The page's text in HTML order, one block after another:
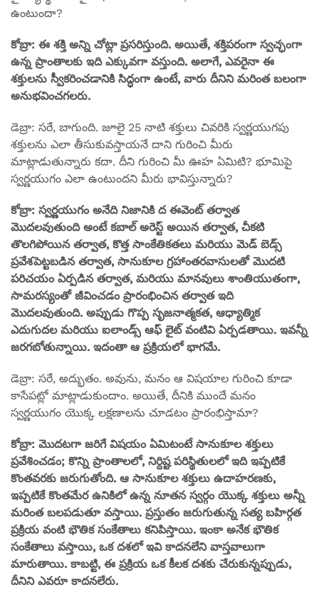
ఉంటుందా?
కోబ్రా: ఈ శక్తి అన్ని చోట్లా ప్రసరిస్తుంది. అయితే, శక్తిపరంగా స్వచ్ఛంగా
ఉన్న ప్రాంతాలకు ఇది ఎక్కువగా వస్తుంది. అలాగే, ఎవరైనా ఈ
శక్తులను స్వీకరించడానికి సిద్ధంగా ఉంటే, వారు దీనిని మరింత బలంగా
అనుభవించగలరు.
డెబ్రా: సరే, బాగుంది. జూలై 25 నాటి శక్తులు చివరికి స్వర్ణయుగపు
శక్తులను ఎలా తీసుకువస్తాయనే దాని గురించి మీరు
మాట్లాడుతున్నారు కదా. దీని గురించి మీ ఊహ ఏమిటి? భూమిపై
స్వర్ణయుగం ఎలా ఉంటుందని మీరు భావిస్తున్నారు?
కోబ్రా: స్వర్ణయుగం అనేది నిజానికి ద ఈవెంట్ తర్వాత
మొదలవుతుంది అంటే కబాల్ అరెస్ట్ అయిన తర్వాత, చీకటి
తొలగిపోయిన తర్వాత, కొత్త సాంకేతికతలు మరియు మెడ్ బెడ్స్
ప్రవేశపెట్టబడిన తర్వాత, సానుకూల గ్రహాంతరవాసులతో మొదటి
పరిచయం ఏర్పడిన తర్వాత, మరియు మానవులు శాంతియుతంగా,
సామరస్యంతో జీవించడం ప్రారంభించిన తర్వాత ఇది
మొదలవుతుంది. అప్పుడు గొప్ప సృజనాత్మకత, ఆధ్యాత్మిక
ఎదుగుదల మరియు ఐలాండ్స్ ఆఫ్ లైట్ వంటివి ఏర్పడతాయి. ఇవన్నీ
జరగబోతున్నాయి. ఇదంతా ఆ ప్రక్రియలో భాగమే.
డెబ్రా: సరే, అద్భుతం. అవును, మనం ఆ విషయాల గురించి కూడా
కాసేపట్లో మాట్లాడుకుందాం. అయితే, దీనికి ముందే మనం
స్వర్ణయుగం యొక్క లక్షణాలను చూడటం ప్రారంభిస్తామా?
కోబ్రా: మొదటగా జరిగే విషయం ఏమిటంటే సానుకూల శక్తులు
ప్రవేశించడం; కొన్ని ప్రాంతాలలో, నిర్దిష్ట పరిస్థితులలో ఇది ఇప్పటికే
కొంతవరకు జరుగుతోంది. ఆ సానుకూల శక్తులు ఉదాహరణకు,
ఇప్పటికే కొంతమేర ఉనికిలో ఉన్న నూతన స్వర్గం యొక్క శక్తులు అన్నీ
మరింత బలపడుతూ వస్తాయి. ప్రస్తుతం జరుగుతున్న సత్య బహిర్గత
ప్రక్రియ వంటి భౌతిక సంకేతాలు కనిపిస్తాయి. ఇంకా అనేక భౌతిక
సంకేతాలు వస్తాయి, ఒక దశలో ఇవి కాదనలేని వాస్తవాలుగా
మారుతాయి. కాబట్టి, ఈ ప్రక్రియ ఒక కీలక దశకు చేరుకున్నప్పుడు,
దీనిని ఎవరూ కాదనలేరు.